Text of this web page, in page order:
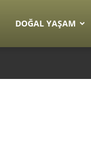
DOĞAL YAŞAM